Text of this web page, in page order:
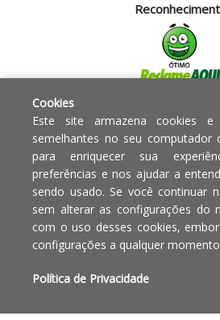
Powered by:
Copyright © 2010 - 2017 Razão
social Blumenau - RA OBJETOS PARA
O LAR EIRELI CNPJ -
E loja 33 Asa Sul - Brasília-DF - CEP:
Cookies
Este site armazena cookies e
semelhantes no seu computador
para enriquecer sua
preferências e nos ajudar a
sendo usado. Se você continuar
sem alterar as configurações do
com o uso desses cookies,
configurações a qualquer
Política de Privacidade